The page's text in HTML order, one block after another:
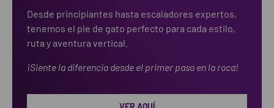
Desde principiantes hasta escaladores expertos,
tenemos el pie de gato perfecto para cada estilo,
ruta y aventura vertical.
¡Siente la diferencia desde el primer paso en la roca!